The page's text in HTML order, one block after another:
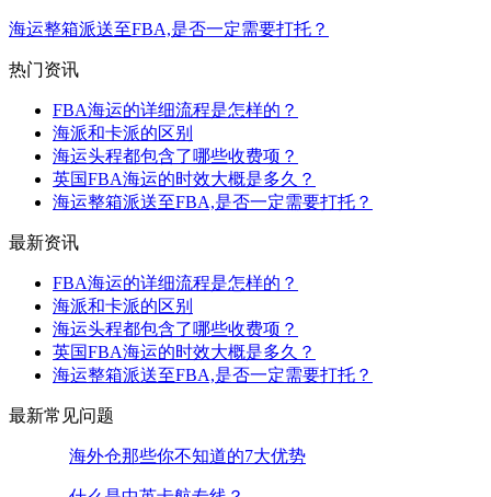
海运整箱派送至FBA,是否一定需要打托？
热门资讯
FBA海运的详细流程是怎样的？
海派和卡派的区别
海运头程都包含了哪些收费项？
英国FBA海运的时效大概是多久？
海运整箱派送至FBA,是否一定需要打托？
最新资讯
FBA海运的详细流程是怎样的？
海派和卡派的区别
海运头程都包含了哪些收费项？
英国FBA海运的时效大概是多久？
海运整箱派送至FBA,是否一定需要打托？
最新常见问题
海外仓那些你不知道的7大优势